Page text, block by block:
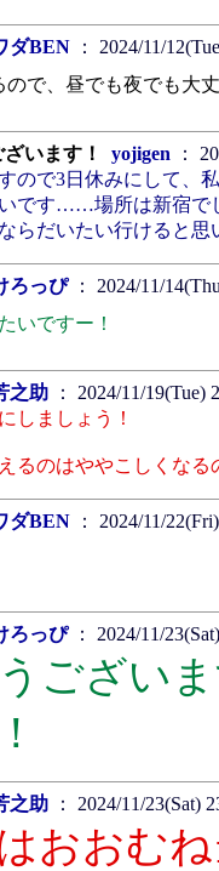
ダBEN ： 2024/11/
ので、昼でも夜でも大
います！ yojigen ：
ので3日休みにして、
です……場所は新宿で
らだいたい行けると思
ろっぴ： 2024/11/
いですー！
之助 ： 2024/11/19(Tue)
しましょう！
るのはややこしくな
ダBEN ： 2024/11/
ろっぴ： 2024/11/
ござい
之助 ： 2024/11/23(Sat)
おおむ